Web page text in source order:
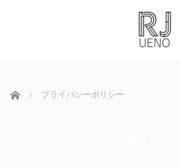
ホーム プライバシーポリシー